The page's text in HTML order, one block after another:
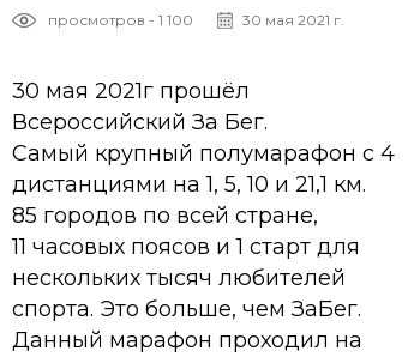
просмотров - 1 100 30 мая 2021 г.
30 мая 2021г прошёл
Всероссийский За Бег.
Самый крупный полумарафон с 4
дистанциями на 1, 5, 10 и 21,1 км.
85 городов по всей стране,
11 часовых поясов и 1 старт для
нескольких тысяч любителей
спорта. Это больше, чем ЗаБег.
Данный марафон проходил на